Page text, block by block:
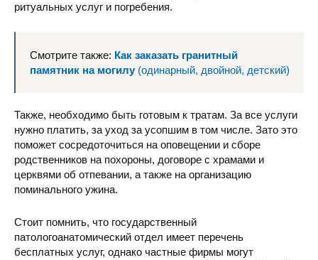
ритуальных услуг и погребения.
Смотрите также: Как заказать гранитный
памятник на могилу (одинарный, двойной, детский)
Также, необходимо быть готовым к тратам. За все услуги
нужно платить, за уход за усопшим в том числе. Зато это
поможет сосредоточиться на оповещении и сборе
родственников на похороны, договоре с храмами и
церквями об отпевании, а также на организацию
поминального ужина.
Стоит помнить, что государственный
патологоанатомический отдел имеет перечень
бесплатных услуг, однако частные фирмы могут